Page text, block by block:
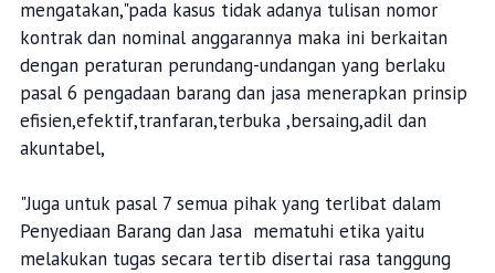
mengatakan,"pada kasus tidak adanya tulisan nomor
kontrak dan nominal anggarannya maka ini berkaitan
dengan peraturan perundang-undangan yang berlaku
pasal 6 pengadaan barang dan jasa menerapkan prinsip
efisien,efektif,tranfaran,terbuka ,bersaing,adil dan
akuntabel,
"Juga untuk pasal 7 semua pihak yang terlibat dalam
Penyediaan Barang dan Jasa mematuhi etika yaitu
melakukan tugas secara tertib disertai rasa tanggung